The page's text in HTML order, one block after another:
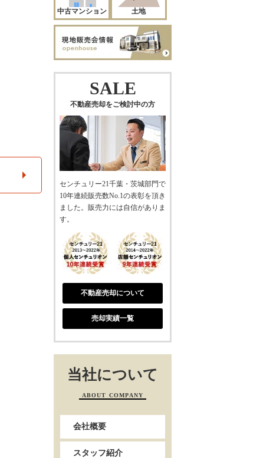
中古マンション 土地
SALE
不動産売却をご検討中の方
センチュリー21千葉・茨城部門で
10年連続販売数No.1の表彰を頂き
ました。販売力には自信がありま
す。
不動産売却について
売却実績一覧
当社について
ABOUT COMPANY
会社概要
スタッフ紹介